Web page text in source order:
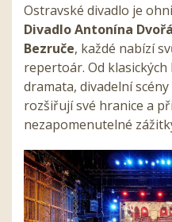
Ostravské divadlo je
Divadlo Antonína
Bezruče, každé nabízí
repertoár. Od
dramata, divadelní
rozšiřují své hranice a
nezapomenutelné